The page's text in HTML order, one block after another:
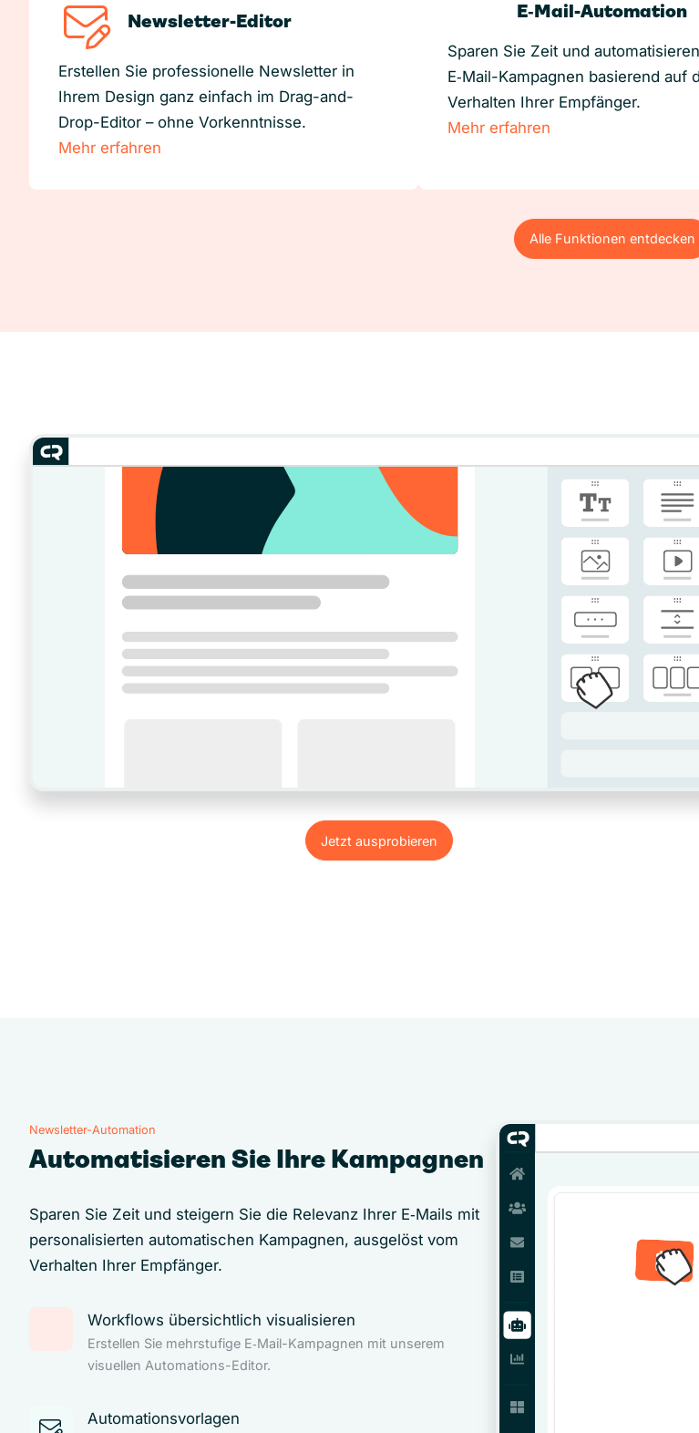
Newsletter-Editor
Erstellen Sie professionelle Newsletter in
Ihrem Design ganz einfach im Drag-and-
Drop-Editor – ohne Vorkenntnisse.
Mehr erfahren
E‑Mail-Automation
Sparen Sie Zeit und
E‑Mail-Kampagnen basierend auf
Verhalten Ihrer Empfänger.
Mehr erfahren
Alle Funktionen entdecken
Alle Funktionen entdecken
Jetzt ausprobieren
Jetzt ausprobieren
Newsletter-Automation
Automatisieren Sie Ihre Kampagnen
Sparen Sie Zeit und steigern Sie die Relevanz Ihrer E‑Mails mit
personalisierten automatischen Kampagnen, ausgelöst vom
Verhalten Ihrer Empfänger.
Workflows übersichtlich visualisieren
Erstellen Sie mehrstufige E‑Mail-Kampagnen mit unserem
visuellen Automations-Editor.
Automationsvorlagen